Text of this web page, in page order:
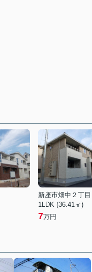
新座市畑中２丁目
1LDK (36.41㎡)
7万円